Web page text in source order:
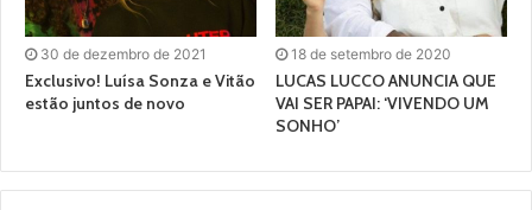
30 de dezembro de 2021
Exclusivo! Luísa Sonza e Vitão
estão juntos de novo
18 de setembro de 2020
LUCAS LUCCO ANUNCIA QUE
VAI SER PAPAI: ‘VIVENDO UM
SONHO’